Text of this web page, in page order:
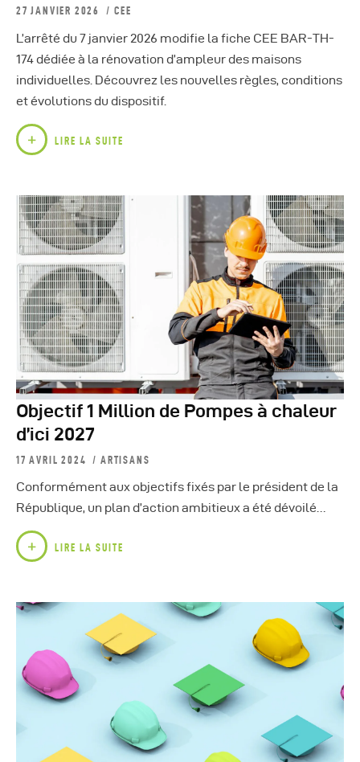
27 JANVIER 2026 CEE
L’arrêté du 7 janvier 2026 modifie la fiche CEE BAR-TH-
174 dédiée à la rénovation d’ampleur des maisons
individuelles. Découvrez les nouvelles règles, conditions
et évolutions du dispositif.
LIRE LA SUITE
Objectif 1 Million de Pompes à chaleur
d’ici 2027
17 AVRIL 2024 ARTISANS
Conformément aux objectifs fixés par le président de la
République, un plan d’action ambitieux a été dévoilé…
LIRE LA SUITE